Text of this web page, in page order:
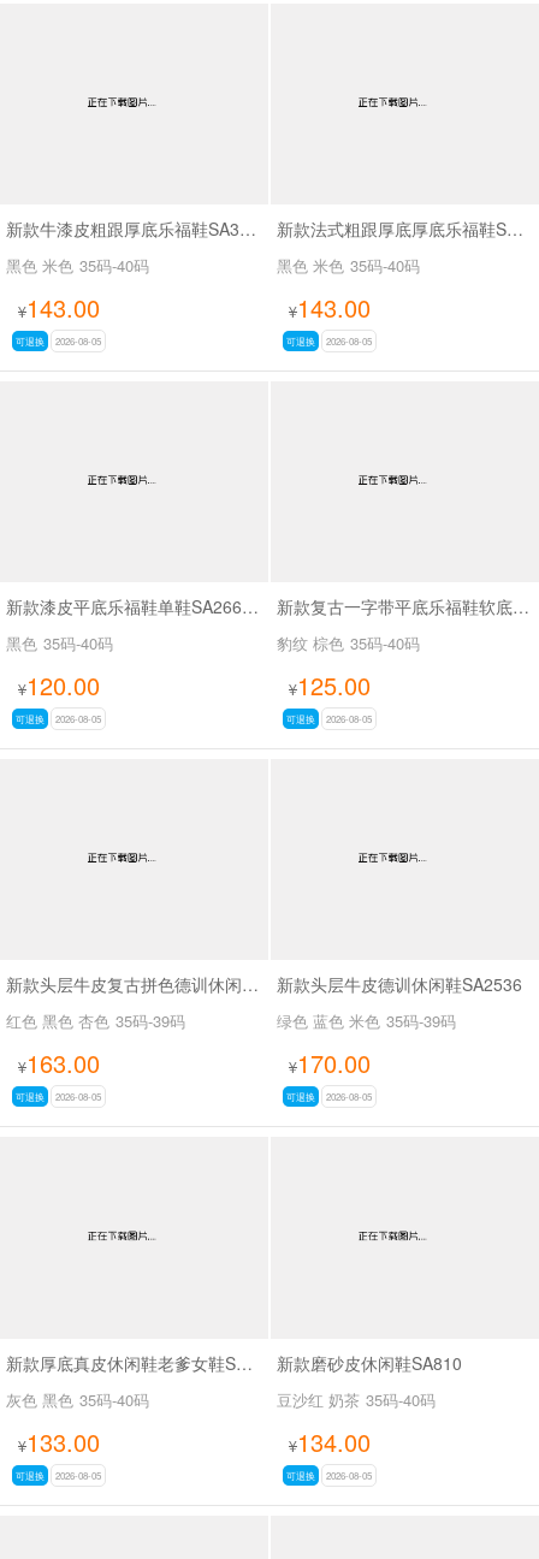
新款牛漆皮粗跟厚底乐福鞋SA3071
黑色 米色 35码-40码
¥143.00
可退换 2026-08-05
新款法式粗跟厚底厚底乐福鞋SA3079
黑色 米色 35码-40码
¥143.00
可退换 2026-08-05
新款漆皮平底乐福鞋单鞋SA2668-2
黑色 35码-40码
¥120.00
可退换 2026-08-05
新款复古一字带平底乐福鞋软底豆豆鞋SA969
豹纹 棕色 35码-40码
¥125.00
可退换 2026-08-05
新款头层牛皮复古拼色德训休闲鞋SA2535
红色 黑色 杏色 35码-39码
¥163.00
可退换 2026-08-05
新款头层牛皮德训休闲鞋SA2536
绿色 蓝色 米色 35码-39码
¥170.00
可退换 2026-08-05
新款厚底真皮休闲鞋老爹女鞋SA7602-1
灰色 黑色 35码-40码
¥133.00
可退换 2026-08-05
新款磨砂皮休闲鞋SA810
豆沙红 奶茶 35码-40码
¥134.00
可退换 2026-08-05